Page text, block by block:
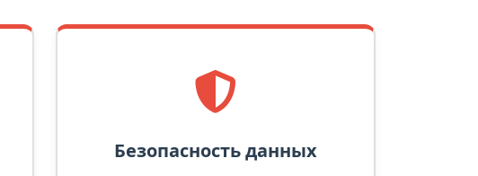
Безопасность данных